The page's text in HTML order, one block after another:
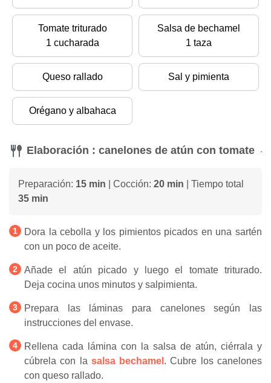
Tomate triturado
1 cucharada
Salsa de bechamel
1 taza
Queso rallado Sal y pimienta
Orégano y albahaca
Elaboración : canelones de atún con tomate
Preparación: 15 min | Cocción: 20 min | Tiempo total
35 min
Dora la cebolla y los pimientos picados en una sartén
con un poco de aceite.
Añade el atún picado y luego el tomate triturado.
Deja cocina unos minutos y salpimienta.
Prepara las láminas para canelones según las
instrucciones del envase.
Rellena cada lámina con la salsa de atún, ciérrala y
cúbrela con la salsa bechamel . Cubre los canelones
con queso rallado.